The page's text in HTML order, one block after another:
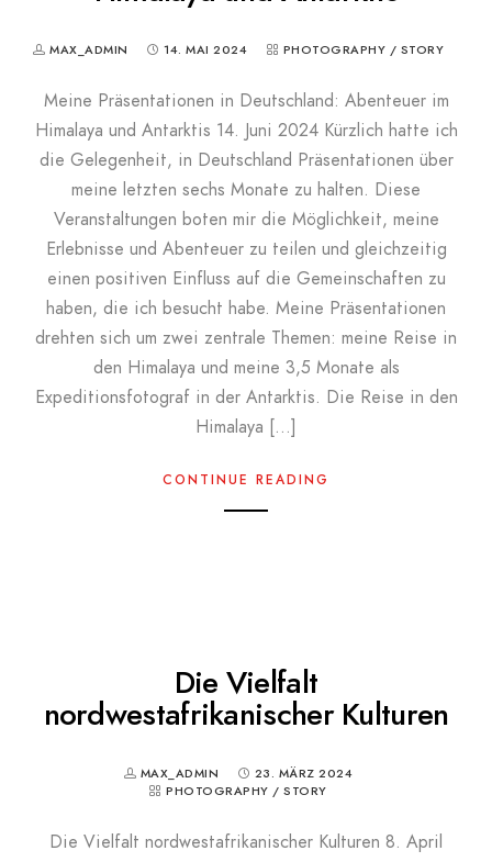
MAX_ADMIN 14. MAI 2024 PHOTOGRAPHY / STORY
Meine Präsentationen in Deutschland: Abenteuer im
Himalaya und Antarktis 14. Juni 2024 Kürzlich hatte ich
die Gelegenheit, in Deutschland Präsentationen über
meine letzten sechs Monate zu halten. Diese
Veranstaltungen boten mir die Möglichkeit, meine
Erlebnisse und Abenteuer zu teilen und gleichzeitig
einen positiven Einfluss auf die Gemeinschaften zu
haben, die ich besucht habe. Meine Präsentationen
drehten sich um zwei zentrale Themen: meine Reise in
den Himalaya und meine 3,5 Monate als
Expeditionsfotograf in der Antarktis. Die Reise in den
Himalaya […]
CONTINUE READING
Die Vielfalt
nordwestafrikanischer Kulturen
MAX_ADMIN
23. MÄRZ 2024
PHOTOGRAPHY /STORY
Die Vielfalt nordwestafrikanischer Kulturen 8. April